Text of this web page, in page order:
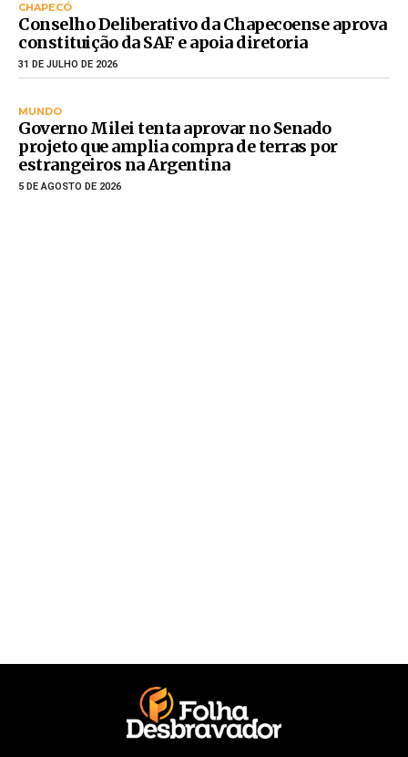
CHAPECÓ
Conselho Deliberativo da Chapecoense aprova
constituição da SAF e apoia diretoria
31 DE JULHO DE 2026
MUNDO
Governo Milei tenta aprovar no Senado
projeto que amplia compra de terras por
estrangeiros na Argentina
5 DE AGOSTO DE 2026